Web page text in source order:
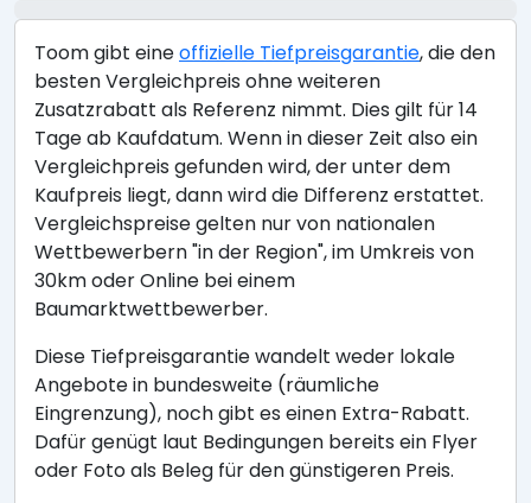
Toom gibt eineoffizielle Tiefpreisgarantie, die den
besten Vergleichpreis ohne weiteren
Zusatzrabatt als Referenz nimmt. Dies gilt für 14
Tage ab Kaufdatum. Wenn in dieser Zeit also ein
Vergleichpreis gefunden wird, der unter dem
Kaufpreis liegt, dann wird die Differenz erstattet.
Vergleichspreise gelten nur von nationalen
Wettbewerbern "in der Region", im Umkreis von
30km oder Online bei einem
Baumarktwettbewerber.
Diese Tiefpreisgarantie wandelt weder lokale
Angebote in bundesweite (räumliche
Eingrenzung), noch gibt es einen Extra-Rabatt.
Dafür genügt laut Bedingungen bereits ein Flyer
oder Foto als Beleg für den günstigeren Preis.